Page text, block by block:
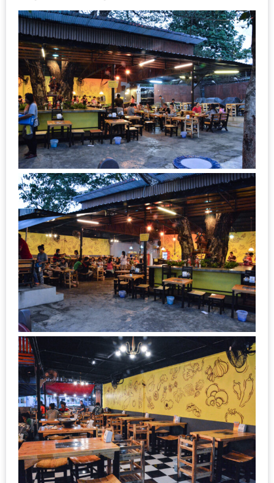
บาร์บีคิว
สาว
เหนือ
กับ
สลัด
หนุ่ม
บ้านนา
เมนู
เด็ด
จาก
ANNA
FARM
ที่
เอาชนะ
ใจ
กรรมการ
จาก
THE
DISH
EVENT
ที่
ต้อง
ห้าม
พลาด
สำหรับ
ฤดู
หนาว